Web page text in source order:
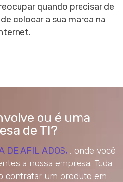
quando precisar de
colocar a sua marca na
ou é uma
de TI?
DE AFILIADOS, , onde você
a nossa empresa. Toda
contratar um produto em